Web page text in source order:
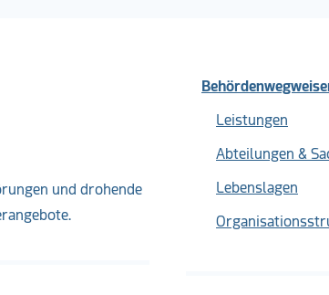
und drohende
Leistungen
Abteilungen &
Lebenslagen